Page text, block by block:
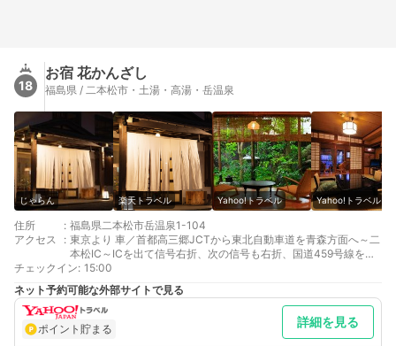
18
お宿 花かんざし
福島県 / 二本松市・土湯・高湯・岳温泉
じゃらん 楽天トラベル Yahoo!トラベル Yahoo!トラベル
住所 : 福島県二本松市岳温泉1-104
アクセス
: 東京より 車／首都高三郷JCTから東北自動車道を青森方面へ～二
本松IC～ICを出て信号右折、次の信号も右折、国道459号線を岳
温泉方面へ 車以外／ＪＲ東北本線二本松下車、路線バスで25分
最寄り駅１ 二本松
最寄り駅２ 郡山
最寄り駅３ 福島
補足 車／直接、正面玄関までお越し下さい。係りがお車を駐車場
までお運び致します。駐車場が宿の裏側にあり、わかりづらくな
チェックイン: 15:00
ネット予約可能な外部サイトで見る
ポイント貯まる 詳細を見る